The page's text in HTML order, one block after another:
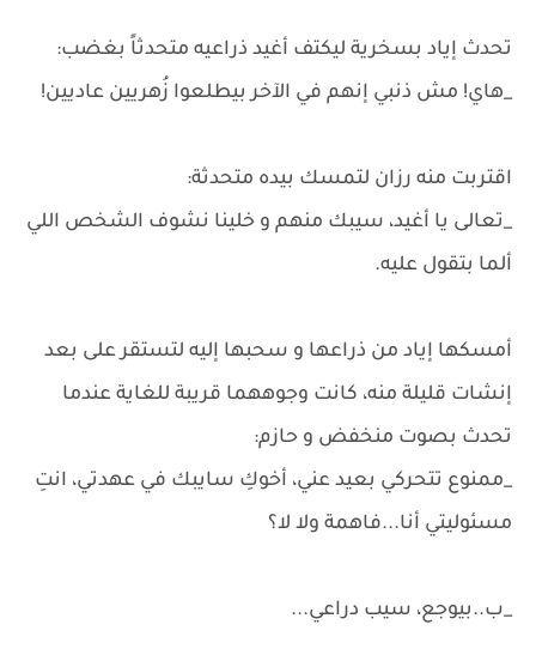
تحدث إياد بسخرية ليكتف أغيد ذراعيه متحدثاً بغضب:
_هاي! مش ذنبي إنهم في الآخر بيطلعوا زُهريين عاديين!
اقتربت منه رزان لتمسك بيده متحدثة:
_تعالى يا أغيد، سيبك منهم و خلينا نشوف الشخص اللي
ألما بتقول عليه.
أمسكها إياد من ذراعها و سحبها إليه لتستقر على بعد
إنشات قليلة منه، كانت وجوههما قريبة للغاية عندما
تحدث بصوت منخفض و حازم:
_ممنوع تتحركي بعيد عني، أخوكِ سايبك في عهدتي، انتِ
مسئوليتي أنا...فاهمة ولا لا؟
_ب..بيوجع، سيب دراعي...